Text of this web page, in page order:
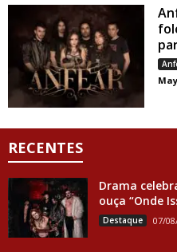
RECENTES
Drama
ouça “Onde
Destaque 07/